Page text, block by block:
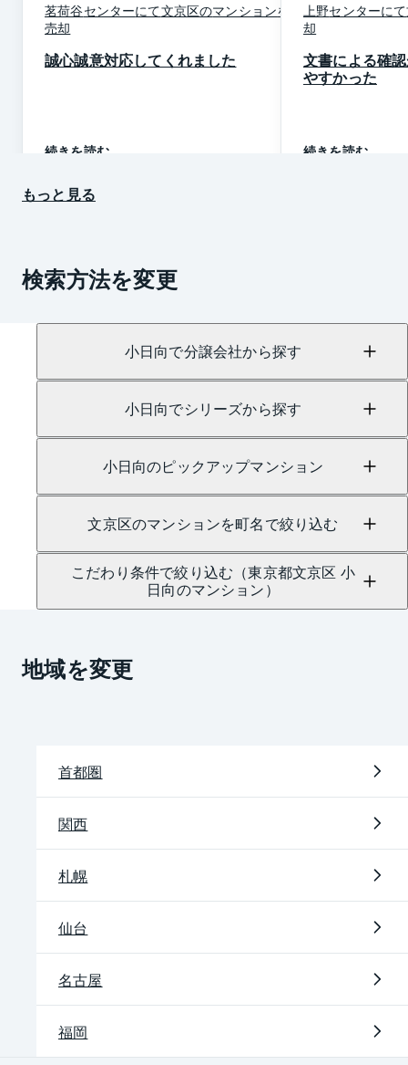
茗荷谷センターにて文京区のマンションを
売却
誠心誠意対応してくれました
続きを読む
上野センターにて
却
文書による確
やすかった
続きを読む
もっと見る
検索方法を変更
小日向で分譲会社から探す
小日向でシリーズから探す
小日向のピックアップマンション
文京区のマンションを町名で絞り込む
こだわり条件で絞り込む（東京都文京区 小
日向のマンション）
地域を変更
首都圏
関西
札幌
仙台
名古屋
福岡